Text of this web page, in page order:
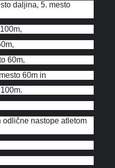
daljina, 5. mesto
60m,
60m in
nastope atletom